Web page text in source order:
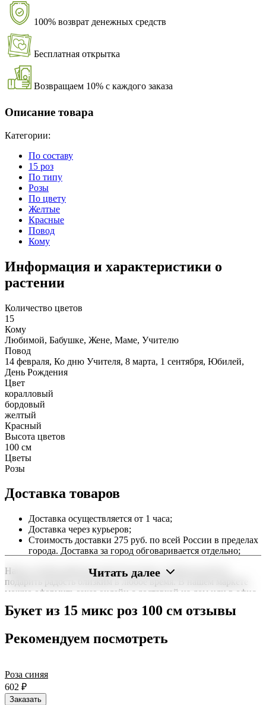
100% возврат денежных средств
Бесплатная открытка
Возвращаем 10% с каждого заказа
Описание товара
Категории:
По составу
15 роз
По типу
Розы
По цвету
Желтые
Красные
Повод
Кому
Информация и характеристики о
растении
Количество цветов
15
Кому
Любимой, Бабушке, Жене, Маме, Учителю
Повод
14 февраля, Ко дню Учителя, 8 марта, 1 сентября, Юбилей,
День Рождения
Цвет
коралловый
бордовый
желтый
Красный
Высота цветов
100 см
Цветы
Розы
Доставка товаров
Доставка осуществляется от 1 часа;
Доставка через курьеров;
Стоимость доставки 275 руб. по всей России в пределах
города. Доставка за город обговаривается отдельно;
Наша служба работает круглосуточно, чтобы вы могли
подарить радость близким в любое время. В нашем маркете
можно оформить заказ онлайн с доставкой на дом или в офис
минут или день в день в удобный интервал. Если вам важно
вручить подарок ко времени, наш сервис доставки обеспечит
сегодня и ежедневно 24 часа в сутки.
Читать далее
Букет из 15 микс роз 100 см отзывы
Рекомендуем посмотреть
Роза синяя
602 ₽
Заказать